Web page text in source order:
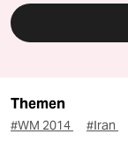
Themen
#WM 2014 #Iran